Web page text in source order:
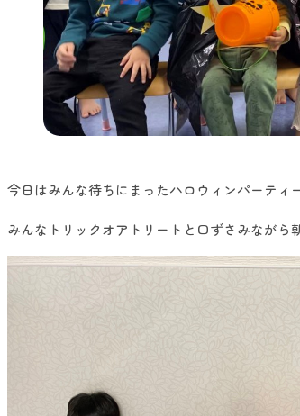
今日はみんな待ちにまったハロウィンパーティ
みんなトリックオアトリートと口ずさみながら